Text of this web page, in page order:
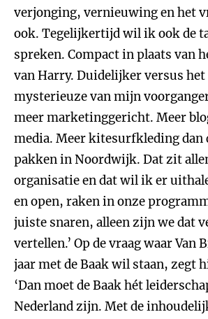
verjonging, vernieuwing en het
ook. Tegelijkertijd wil ik ook de
spreken. Compact in plaats van
van Harry. Duidelijker versus
mysterieuze van mijn
meer marketinggericht. Meer
media. Meer kitesurfkleding dan
pakken in Noordwijk. Dat zit
organisatie en dat wil ik er
en open, raken in onze
juiste snaren, alleen zijn we dat
vertellen.’ Op de vraag waar Van
jaar met de Baak wil staan, zegt
‘Dan moet de Baak hét
Nederland zijn. Met de